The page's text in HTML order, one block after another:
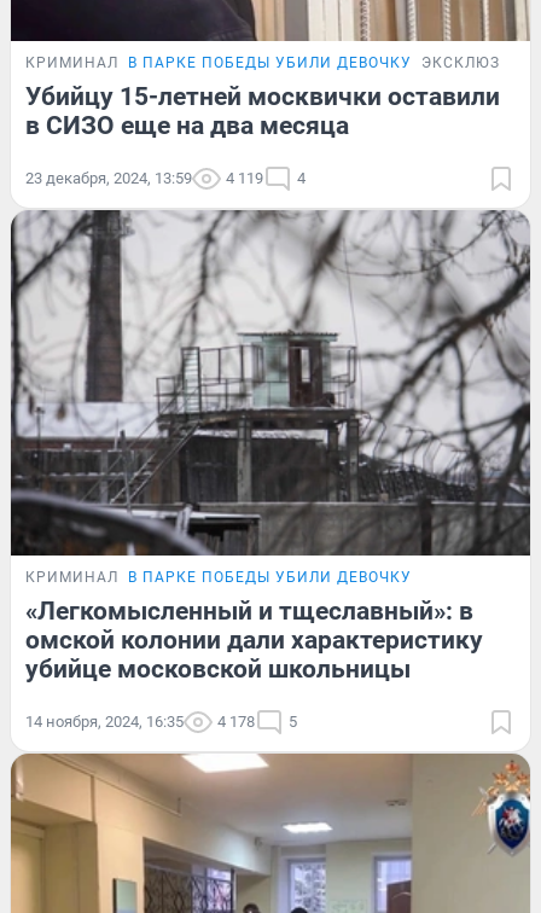
КРИМИНАЛ В ПАРКЕ ПОБЕДЫ УБИЛИ ДЕВОЧКУ ЭКСКЛЮЗИВ
Убийцу 15-летней москвички оставили
в СИЗО еще на два месяца
23 декабря, 2024, 13:59 4 119 4
КРИМИНАЛ В ПАРКЕ ПОБЕДЫ УБИЛИ ДЕВОЧКУ
«Легкомысленный и тщеславный»: в
омской колонии дали характеристику
убийце московской школьницы
14 ноября, 2024, 16:35 4 178 5